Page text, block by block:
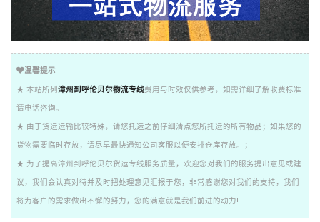
温馨提示
★ 本站所列 漳州到呼伦贝尔物流专线费用与时效仅供参考，如需详细了解收费标准
请电话咨询。
★ 由于货运运输比较特殊，请您托运之前仔细清点您所托运的所有物品；如果您的
货物需要临时存放，请尽早最快通知公司客服以便安排仓库存放。；
★ 为了提高漳州到呼伦贝尔货运专线服务质量，欢迎您对我们的服务提出意见或建
议，我们会认真对待并及时把处理意见汇报于您，非常感谢您对我们的支持，我们
将为客户的需求做出不懈的努力，您的满意就是我们前进的动力!